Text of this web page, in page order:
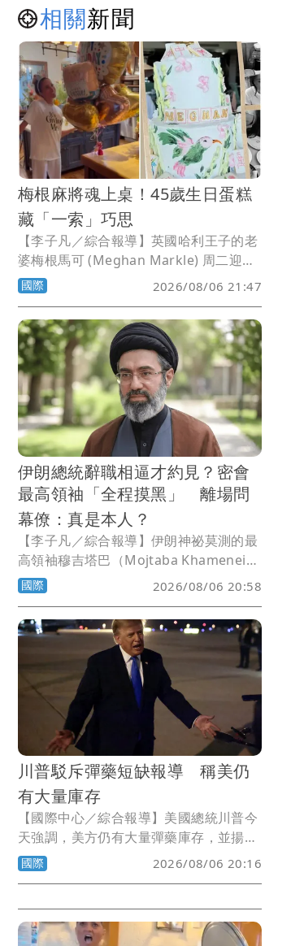
相關新聞
梅根麻將魂上桌！45歲生日蛋糕
藏「一索」巧思
【李子凡／綜合報導】英國哈利王子的老
婆梅根馬可 (Meghan Markle) 周二迎來
45歲生日，不僅在社群平台分享自己躍入
戶外泳池的照片，感謝粉絲送上祝福，好
友更特別準備一款以麻將為主題的雙層蛋
糕，向她長年熱愛的休閒活動致敬。
國際 2026/08/06 21:47
伊朗總統辭職相逼才約見？密會
最高領袖「全程摸黑」 離場問
幕僚：真是本人？
【李子凡／綜合報導】伊朗神祕莫測的最
高領袖穆吉塔巴（Mojtaba Khamenei）
行蹤極度隱密，就連伊朗總統裴澤斯基安
（Masoud Pezeshkian），也不確定自
己是否真的曾在一輛昏暗轎車後座與他單
獨會面。
國際 2026/08/06 20:58
川普駁斥彈藥短缺報導 稱美仍
有大量庫存
【國際中心／綜合報導】美國總統川普今
天強調，美方仍有大量彈藥庫存，並揚言
追究散布美國彈藥短缺說法者的法律責
任。
國際 2026/08/06 20:16